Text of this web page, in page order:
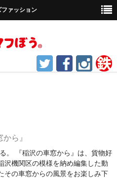
ァッション
ら』
。 『稲沢の車窓から』は、貨物好
沢機関区の模様を納め編集した動
の車窓からの風景をお楽しみ下